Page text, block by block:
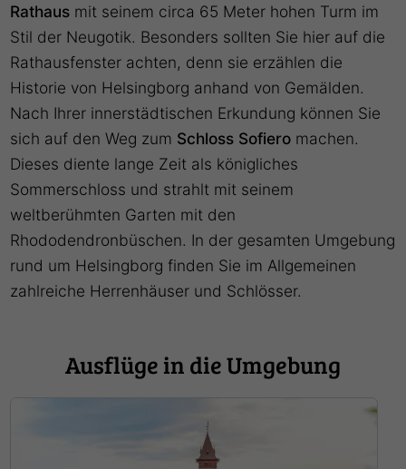
Rathaus mit seinem circa 65 Meter hohen Turm im
Stil der Neugotik. Besonders sollten Sie hier auf die
Rathausfenster achten, denn sie erzählen die
Historie von Helsingborg anhand von Gemälden.
Nach Ihrer innerstädtischen Erkundung können Sie
sich auf den Weg zum Schloss Sofiero machen.
Dieses diente lange Zeit als königliches
Sommerschloss und strahlt mit seinem
weltberühmten Garten mit den
Rhododendronbüschen. In der gesamten Umgebung
rund um Helsingborg finden Sie im Allgemeinen
zahlreiche Herrenhäuser und Schlösser.
Ausflüge in die Umgebung